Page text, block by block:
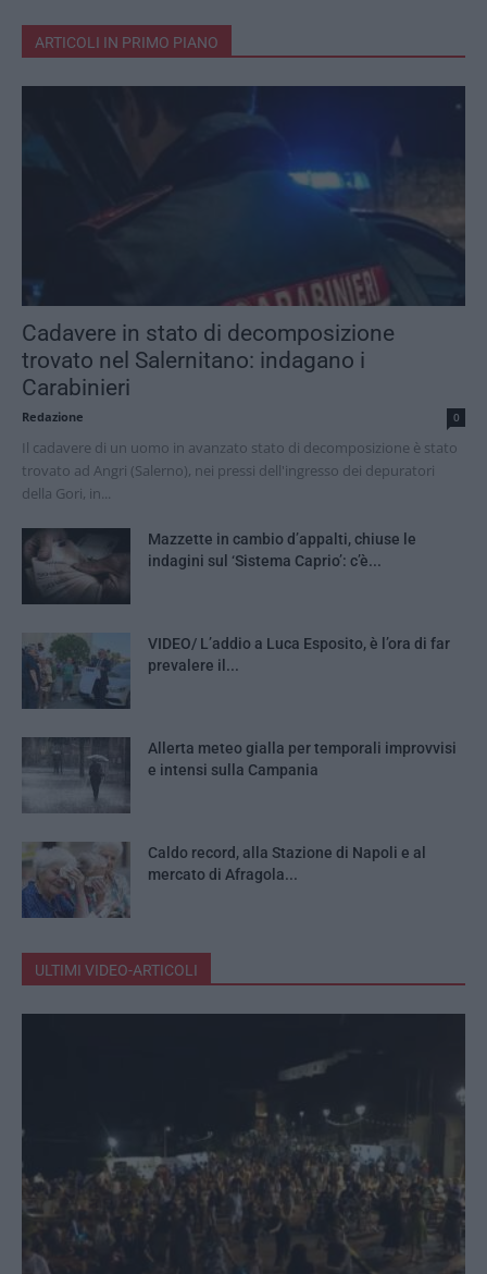
ARTICOLI IN PRIMO PIANO
Cadavere in stato di decomposizione
trovato nel Salernitano: indagano i
Carabinieri
Redazione 0
Il cadavere di un uomo in avanzato stato di decomposizione è stato
trovato ad Angri (Salerno), nei pressi dell'ingresso dei depuratori
della Gori, in...
Mazzette in cambio d’appalti, chiuse le
indagini sul ‘Sistema Caprio’: c’è...
VIDEO/ L’addio a Luca Esposito, è l’ora di far
prevalere il...
Allerta meteo gialla per temporali improvvisi
e intensi sulla Campania
Caldo record, alla Stazione di Napoli e al
mercato di Afragola...
ULTIMI VIDEO-ARTICOLI